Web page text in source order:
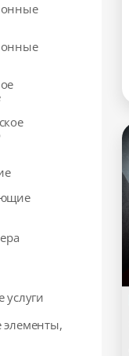
услуги
элементы,